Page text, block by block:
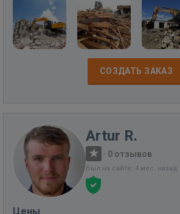
СОЗДАТЬ ЗАКАЗ
Artur R.
· 0 отзывов
Был на сайте: 4 мес. назад
Цены